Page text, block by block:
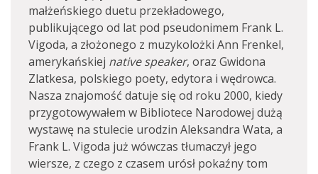
małżeńskiego duetu przekładowego,
publikującego od lat pod pseudonimem Frank L.
Vigoda, a złożonego z muzykolożki Ann Frenkel,
amerykańskiej native speaker, oraz Gwidona
Zlatkesa, polskiego poety, edytora i wędrowca.
Nasza znajomość datuje się od roku 2000, kiedy
przygotowywałem w Bibliotece Narodowej dużą
wystawę na stulecie urodzin Aleksandra Wata, a
Frank L. Vigoda już wówczas tłumaczył jego
wiersze, z czego z czasem urósł pokaźny tom